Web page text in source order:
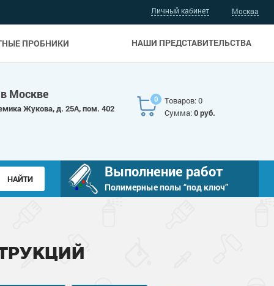
Личный кабинет
НАШИ ПРЕДСТАВИТЕЛЬСТВА
ПРОБНИКИ
Москва
Москве
Жукова, д. 25А, пом. 402
0
Товаров: 0
Сумма:0 руб.
Выполнение работ
Полимерные полы “под ключ”